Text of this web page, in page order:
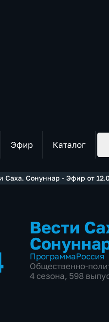
Эфир Каталог
Саха. Сонуннар - Эфир от
Вести
ПрограммаРоссия
Общественно-
4 сезона, 598